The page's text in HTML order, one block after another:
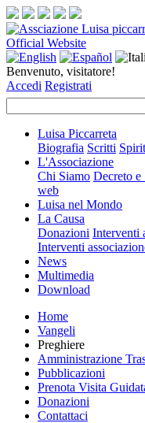
Official Website
Benvenuto, visitatore!
Accedi Registrati
Luisa Piccarreta
Biografia Scritti
L'Associazione
Chi Siamo Decreto e
web
Luisa nel Mondo
La Causa
Donazioni Interventi
Interventi
News
Multimedia
Download
Home
Vangeli
Preghiere
Amministrazione
Pubblicazioni
Prenota Visita
Donazioni
Contattaci